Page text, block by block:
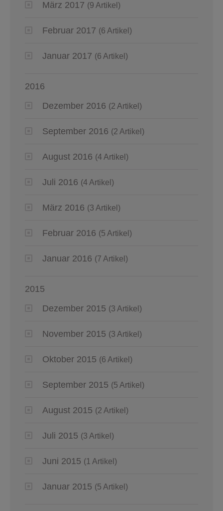
März 2017 (9 Artikel)
Februar 2017 (6 Artikel)
Januar 2017 (6 Artikel)
2016
Dezember 2016 (2 Artikel)
September 2016 (2 Artikel)
August 2016 (4 Artikel)
Juli 2016 (4 Artikel)
März 2016 (3 Artikel)
Februar 2016 (5 Artikel)
Januar 2016 (7 Artikel)
2015
Dezember 2015 (3 Artikel)
November 2015 (3 Artikel)
Oktober 2015 (6 Artikel)
September 2015 (5 Artikel)
August 2015 (2 Artikel)
Juli 2015 (3 Artikel)
Juni 2015 (1 Artikel)
Januar 2015 (5 Artikel)